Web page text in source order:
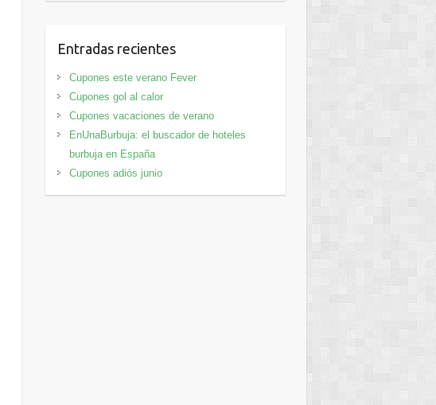
Entradas recientes
Cupones este verano Fever
Cupones gol al calor
Cupones vacaciones de verano
EnUnaBurbuja: el buscador de hoteles
burbuja en España
Cupones adiós junio